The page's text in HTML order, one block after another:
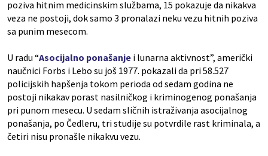
poziva hitnim medicinskim službama, 15 pokazuje da nikakva
veza ne postoji, dok samo 3 pronalazi neku vezu hitnih poziva
sa punim mesecom.
U radu “Asocijalno ponašanje i lunarna aktivnost”, američki
naučnici Forbs i Lebo su još 1977. pokazali da pri 58.527
policijskih hapšenja tokom perioda od sedam godina ne
postoji nikakav porast nasilničkog i kriminogenog ponašanja
pri punom mesecu. U sedam sličnih istraživanja asocijalnog
ponašanja, po Čedleru, tri studije su potvrdile rast kriminala, a
četiri nisu pronašle nikakvu vezu.